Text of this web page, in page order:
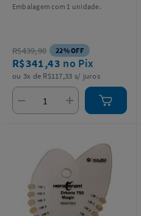
Embalagem com 1 unidade.
R$439,90 22% OFF
R$341,43 no Pix
ou 3x de R$117,33 s/ juros